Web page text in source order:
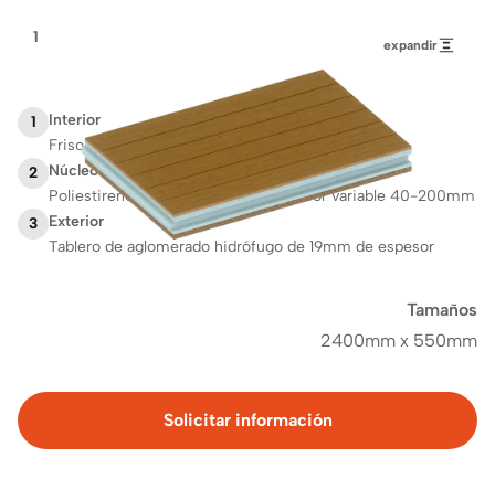
1
Interior
Friso de DM de 10 mm de espesor
2
Núcleo
Poliestireno extruido (XPS) de espesor variable 40-200mm
3
Exterior
Tablero de aglomerado hidrófugo de 19mm de espesor
Solicitar información
321 expandir
Tamaños
2400mm x 550mm